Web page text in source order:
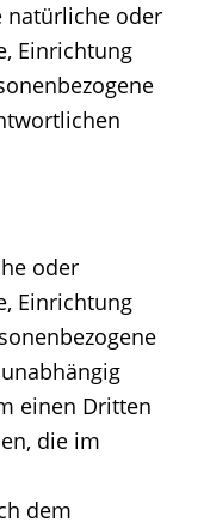
natürliche oder
Einrichtung
oder
Einrichtung
einen Dritten
die im
dem